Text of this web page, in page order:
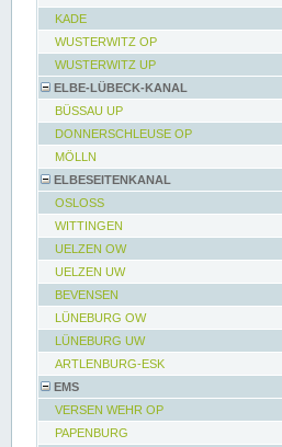
KADE
WUSTERWITZ OP
WUSTERWITZ UP
ELBE-LÜBECK-KANAL
BÜSSAU UP
DONNERSCHLEUSE OP
MÖLLN
ELBESEITENKANAL
OSLOSS
WITTINGEN
UELZEN OW
UELZEN UW
BEVENSEN
LÜNEBURG OW
LÜNEBURG UW
ARTLENBURG-ESK
EMS
VERSEN WEHR OP
PAPENBURG